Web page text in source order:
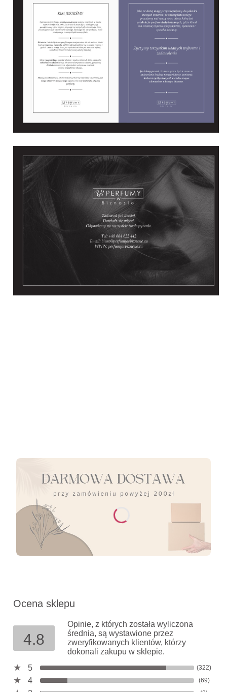
Ocena sklepu
4.8
Opinie, z których została wyliczona
średnia, są wystawione przez
zweryfikowanych klientów, którzy
dokonali zakupu w sklepie.
5
(322)
4 (69)